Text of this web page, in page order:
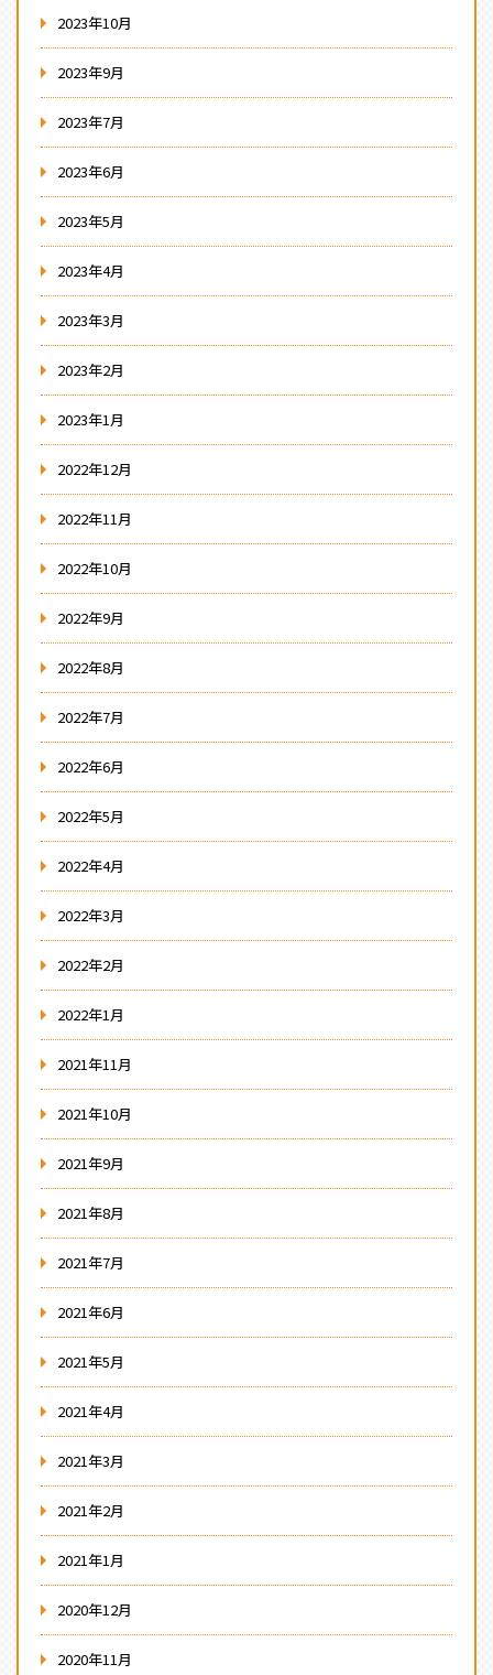
2023年10月
2023年9月
2023年7月
2023年6月
2023年5月
2023年4月
2023年3月
2023年2月
2023年1月
2022年12月
2022年11月
2022年10月
2022年9月
2022年8月
2022年7月
2022年6月
2022年5月
2022年4月
2022年3月
2022年2月
2022年1月
2021年11月
2021年10月
2021年9月
2021年8月
2021年7月
2021年6月
2021年5月
2021年4月
2021年3月
2021年2月
2021年1月
2020年12月
2020年11月